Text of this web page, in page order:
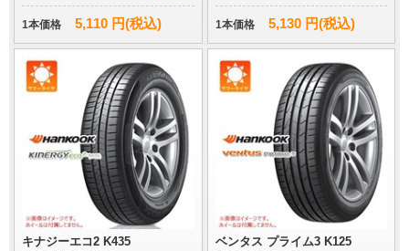
1本価格 5,110 円(税込) 1本価格 5,130 円(税込)
キナジーエコ2 K435 ベンタス プライム3 K125